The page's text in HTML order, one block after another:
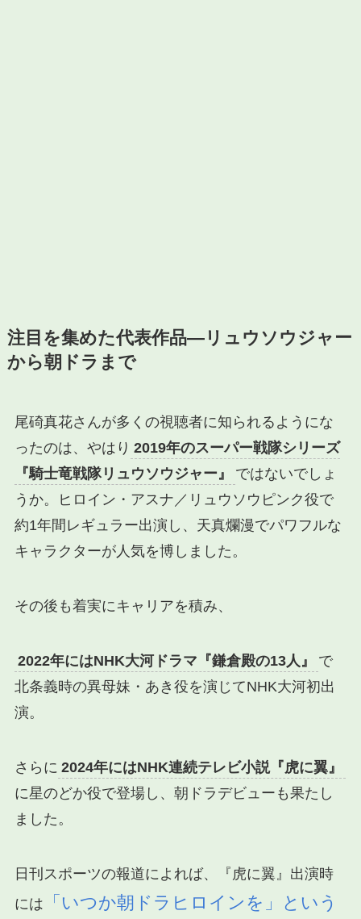
注目を集めた代表作品—リュウソウジャー
から朝ドラまで
尾碕真花さんが多くの視聴者に知られるようにな
ったのは、やはり 2019年のスーパー戦隊シリーズ
『騎士竜戦隊リュウソウジャー』
ではないでしょ
うか。ヒロイン・アスナ／リュウソウピンク役で
約1年間レギュラー出演し、天真爛漫でパワフルな
キャラクターが人気を博しました。
その後も着実にキャリアを積み、
2022年にはNHK大河ドラマ『鎌倉殿の13人』
で
北条義時の異母妹・あき役を演じてNHK大河初出
演。
さらに 2024年にはNHK連続テレビ小説『虎に翼』
に星のどか役で登場し、朝ドラデビューも果たし
ました。
日刊スポーツの報道によれば、『虎に翼』出演時
には
「いつか朝ドラヒロインを」という